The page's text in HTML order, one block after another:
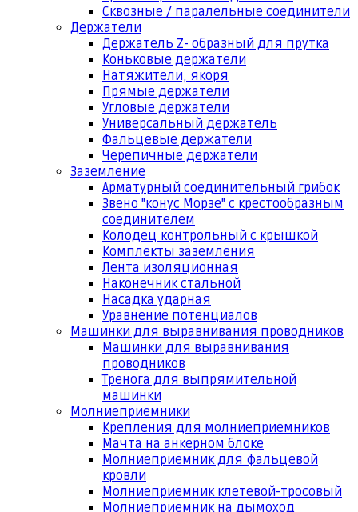
Сквозные / паралельные соединители
Держатели
Держатель Z- образный для прутка
Коньковые держатели
Натяжители, якоря
Прямые держатели
Угловые держатели
Универсальный держатель
Фальцевые держатели
Черепичные держатели
Заземление
Арматурный соединительный грибок
Звено "конус Морзе" с крестообразным
соединителем
Колодец контрольный с крышкой
Комплекты заземления
Лента изоляционная
Наконечник стальной
Насадка ударная
Уравнение потенциалов
Машинки для выравнивания проводников
Машинки для выравнивания
проводников
Тренога для выпрямительной
машинки
Молниеприемники
Крепления для молниеприемников
Мачта на анкерном блоке
Молниеприемник для фальцевой
кровли
Молниеприемник клетевой-тросовый
Молниеприемник на дымоход